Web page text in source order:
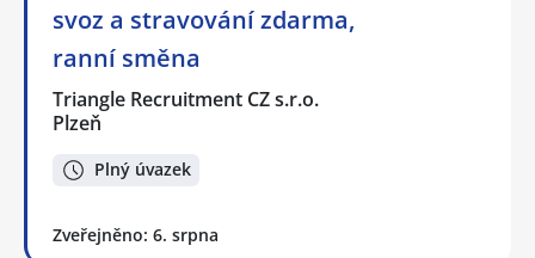
svoz a stravování zdarma,
ranní směna
Triangle Recruitment CZ s.r.o.
Plzeň
Plný úvazek
Zveřejněno: 6. srpna